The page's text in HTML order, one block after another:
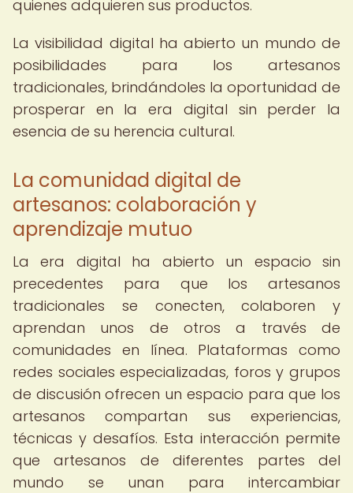
quienes adquieren sus productos.
La visibilidad digital ha abierto un mundo de
posibilidades para los artesanos
tradicionales, brindándoles la oportunidad de
prosperar en la era digital sin perder la
esencia de su herencia cultural.
La comunidad digital de
artesanos: colaboración y
aprendizaje mutuo
La era digital ha abierto un espacio sin
precedentes para que los artesanos
tradicionales se conecten, colaboren y
aprendan unos de otros a través de
comunidades en línea. Plataformas como
redes sociales especializadas, foros y grupos
de discusión ofrecen un espacio para que los
artesanos compartan sus experiencias,
técnicas y desafíos. Esta interacción permite
que artesanos de diferentes partes del
mundo se unan para intercambiar